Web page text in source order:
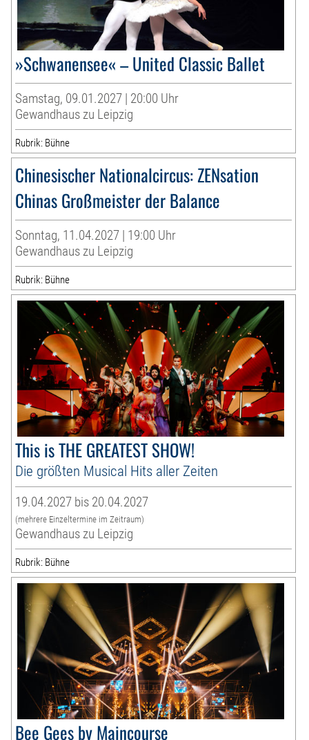
»Schwanensee« – United Classic Ballet
Samstag, 09.01.2027 | 20:00 Uhr
Gewandhaus zu Leipzig
Rubrik: Bühne
Chinesischer Nationalcircus: ZENsation
Chinas Großmeister der Balance
Sonntag, 11.04.2027 | 19:00 Uhr
Gewandhaus zu Leipzig
Rubrik: Bühne
This is THE GREATEST SHOW!
Die größten Musical Hits aller Zeiten
19.04.2027 bis 20.04.2027
(mehrere Einzeltermine im Zeitraum)
Gewandhaus zu Leipzig
Rubrik: Bühne
Bee Gees by Maincourse